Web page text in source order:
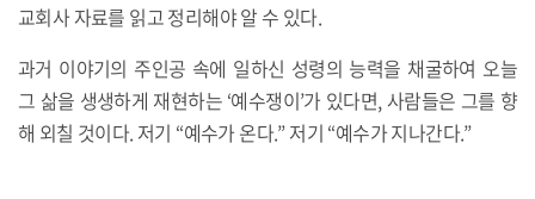
교회사 자료를 읽고 정리해야 알 수 있다.
과거 이야기의 주인공 속에 일하신 성령의 능력을 채굴하여 오늘
그 삶을 생생하게 재현하는 ‘예수쟁이’가 있다면, 사람들은 그를 향
해 외칠 것이다. 저기 “예수가 온다.” 저기 “예수가 지나간다.”